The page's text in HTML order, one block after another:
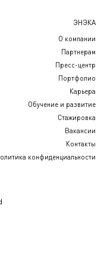
ЭНЭКА
О компании
Партнерам
Пресс-центр
Портфолио
Карьера
Обучение и развитие
Стажировка
Вакансии
Контакты
конфиденциальности